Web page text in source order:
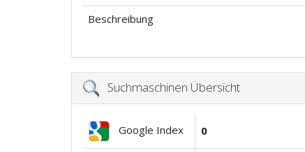
Beschreibung
Suchmaschinen Übersicht
Google Index 0